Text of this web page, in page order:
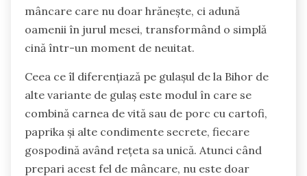
mâncare care nu doar hrănește, ci adună
oamenii în jurul mesei, transformând o simplă
cină într-un moment de neuitat.
Ceea ce îl diferențiază pe gulașul de la Bihor de
alte variante de gulaș este modul în care se
combină carnea de vită sau de porc cu cartofi,
paprika și alte condimente secrete, fiecare
gospodină având rețeta sa unică. Atunci când
prepari acest fel de mâncare, nu este doar